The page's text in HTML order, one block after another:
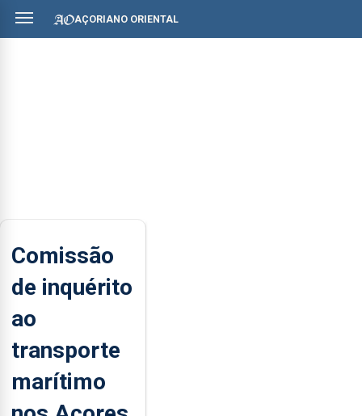
AÇORIANO ORIENTAL
Comissão
de inquérito
ao
transporte
marítimo